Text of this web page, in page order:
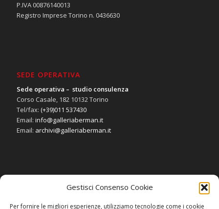
Gestisci Consenso Cookie
Per fornire le migliori esperienze, utilizziamo tecnologie come i cookie
P.IVA 00876140013
Registro Imprese Torino n. 0436630
SEDE OPERATIVA
Sede operativa – studio consulenza
Corso Casale, 182 10132 Torino
Tel/fax: (+39)011 537430
Email: info@galleriaberman.it
Email: archivi@galleriaberman.it